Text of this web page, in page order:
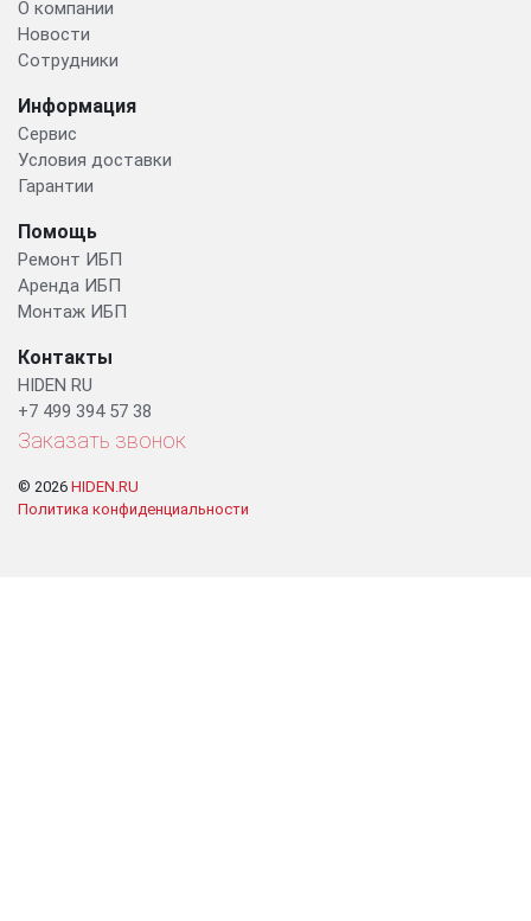
О компании
Новости
Сотрудники
Информация
Сервис
Условия доставки
Гарантии
Помощь
Ремонт ИБП
Аренда ИБП
Монтаж ИБП
Контакты
HIDEN RU
+7 499 394 57 38
Заказать звонок
© 2026 HIDEN.RU
Политика конфиденциальности